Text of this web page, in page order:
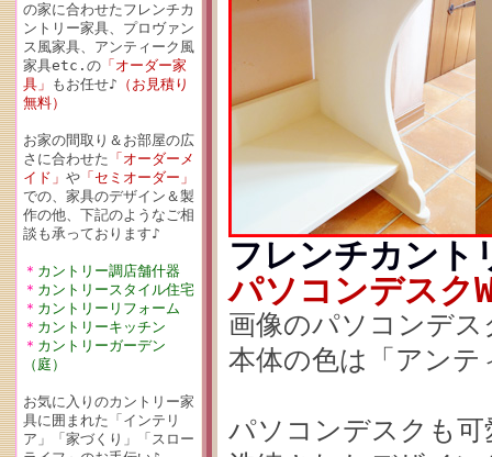
の家に合わせたフレンチカ
ントリー家具、プロヴァン
ス風家具、アンティーク風
家具etc.の 「オーダー家
具」 もお任せ♪ （お見積り
無料）
お家の間取り＆お部屋の広
さに合わせた 「オーダーメ
イド」 や 「セミオーダー」
での、家具のデザイン＆製
作の他、下記のようなご相
談も承っております♪
＊ カントリー調店舗什器
＊ カントリースタイル住宅
＊ カントリーリフォーム
＊ カントリーキッチン
＊ カントリーガーデン
（庭）
お気に入りのカントリー家
具に囲まれた「インテリ
ア」「家づくり」「スロー
フレンチカント
パソコンデス
画像のパソコンデ
本体の色は「アン
パソコンデスクも